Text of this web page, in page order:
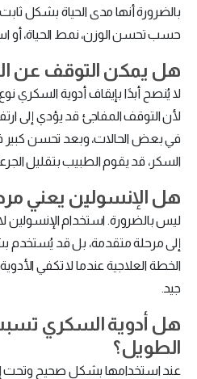
بالضرورة أنها مدى الحياة بشكل
حسب تحسن الوزن، نمط الحياة، أو
هل يمكن التوقف عن
لا يُنصح أبدًا بإيقاف أدوية السكري
لأن التوقف المفاجئ قد يؤدي إلى
في بعض الحالات، وبعد تحسن كبير
السكر، قد يقوم الطبيب بتقليل
هل الإنسولين يعني
ليس بالضرورة. استخدام الإنسولين
إلى مرحلة متقدمة، بل قد
الخطة العلاجية عندما لا تكفي
جيد.
هل أدوية السكري
الطويل؟
عند استخدامها بشكل صحيح وتحت